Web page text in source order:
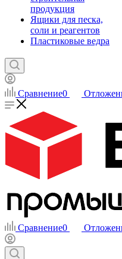
продукция
Ящики для песка,
соли и реагентов
Пластиковые ведра
Сравнение0
Сравнение0